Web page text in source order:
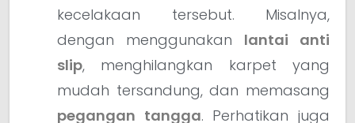
kecelakaan tersebut. Misalnya,
dengan menggunakan lantai anti
slip, menghilangkan karpet yang
mudah tersandung, dan memasang
pegangan tangga. Perhatikan juga